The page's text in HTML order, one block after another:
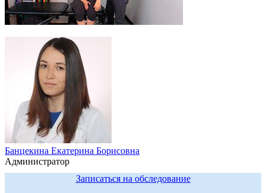
Банцекина Екатерина Борисовна
Администратор
Записаться на обследование